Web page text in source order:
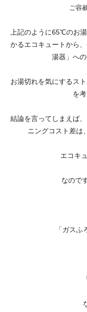
ご容
上記のように65℃のお
かるエコキュートから
湯器」へ
お湯切れを気にするス
を
結論を言ってしまえば
ニングコスト差は
エコキ
なので
「ガスふ